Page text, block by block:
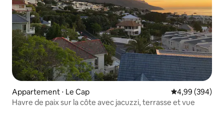
Appartement ⋅ Le Cap Évaluation
4,99 (394)
Havre de paix sur la côte avec jacuzzi, terrasse et vue